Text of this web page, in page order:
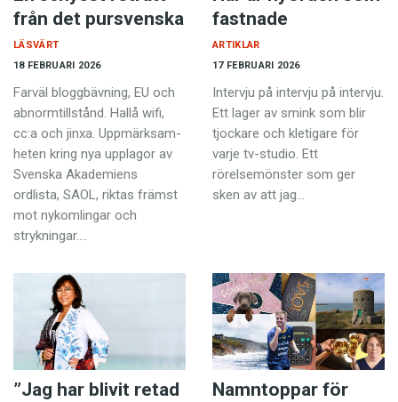
från det pursvenska
18 FEBRUARI 2026
LÄSVÄRT
Farväl bloggbävning, EU och
abnormtillstånd. Hallå wifi,
cc:a och jinxa. Uppmärksam­
heten kring nya upplagor av
Svenska Akademiens
ordlista, SAOL, riktas främst
mot nykomlingar och
strykningar.…
fastnade
17 FEBRUARI 2026
ARTIKLAR
Intervju på intervju på intervju.
Ett lager av smink som blir
tjockare och kletigare för
varje tv-studio. Ett
rörelsemönster som ger
sken av att jag…
”Jag har blivit retad
Namntoppar för